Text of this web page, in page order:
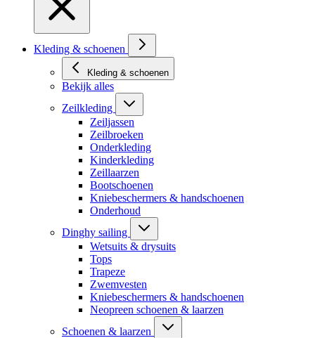
Kleding & schoenen
Kleding & schoenen
Bekijk alles
Zeilkleding
Zeiljassen
Zeilbroeken
Onderkleding
Kinderkleding
Zeillaarzen
Bootschoenen
Kniebeschermers & handschoenen
Onderhoud
Dinghy sailing
Wetsuits & drysuits
Tops
Trapeze
Zwemvesten
Kniebeschermers & handschoenen
Neopreen schoenen & laarzen
Schoenen & laarzen